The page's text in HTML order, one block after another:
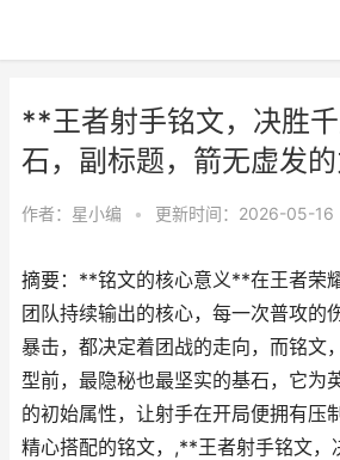
**王者射手铭文，决胜
石，副标题，箭无虚发
作者： 星小编 • 更新时间：2026-05-16
摘要：**铭文的核心意义**在王者荣
团队持续输出的核心，每一次普攻的
暴击，都决定着团战的走向，而铭文
型前，最隐秘也最坚实的基石，它为
的初始属性，让射手在开局便拥有压
精心搭配的铭文，,**王者射手铭文，